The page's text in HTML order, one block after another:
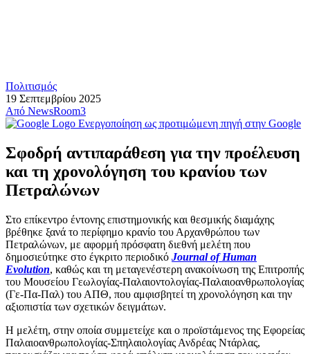
Πολιτισμός
19 Σεπτεμβρίου 2025
Από NewsRoom3
Ενεργοποίηση ως προτιμώμενη πηγή στην Google
Σφοδρή αντιπαράθεση για την προέλευση
και τη χρονολόγηση του κρανίου των
Πετραλώνων
Στο επίκεντρο έντονης επιστημονικής και θεσμικής διαμάχης
βρέθηκε ξανά το περίφημο κρανίο του Αρχανθρώπου των
Πετραλώνων, με αφορμή πρόσφατη διεθνή μελέτη που
δημοσιεύτηκε στο έγκριτο περιοδικό Journal of Human
Evolution, καθώς και τη μεταγενέστερη ανακοίνωση της Επιτροπής
του Μουσείου Γεωλογίας-Παλαιοντολογίας-Παλαιοανθρωπολογίας
(Γε-Πα-Παλ) του ΑΠΘ, που αμφισβητεί τη χρονολόγηση και την
αξιοπιστία των σχετικών δειγμάτων.
Η μελέτη, στην οποία συμμετείχε και ο προϊστάμενος της Εφορείας
Παλαιοανθρωπολογίας-Σπηλαιολογίας Ανδρέας Ντάρλας,